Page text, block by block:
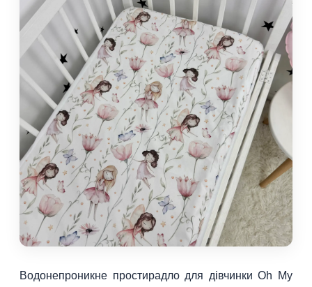
Водонепроникне простирадло для дівчинки Oh My